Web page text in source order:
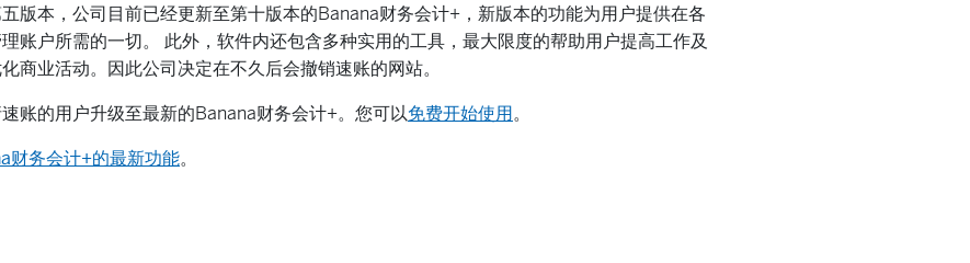
版本，公司目前已经更新至第十版本的Banana财务会计+，新版本的功能为用户提供在各
账户所需的一切。 此外，软件内还包含多种实用的工具，最大限度的帮助用户提高工作及
商业活动。因此公司决定在不久后会撤销速账的网站。
账的用户升级至最新的Banana财务会计+。您可以免费开始使用。
财务会计+的最新功能。